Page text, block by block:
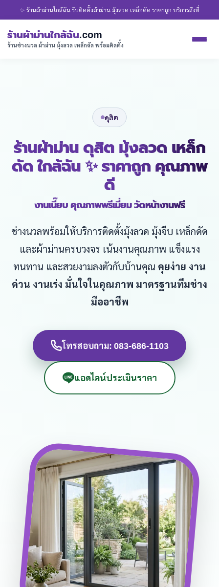
✨ ร้านผ้าม่านใกล้ฉัน รับติดตั้งผ้าม่าน มุ้งลวด เหล็กดัด ราคาถูก บริการถึงที่
ร้านผ้าม่านใกล้ฉัน.com
ร้านช่างนวล ผ้าม่าน มุ้งลวด เหล็กดัด พร้อมติดตั้ง
ดุสิต
ร้านผ้าม่าน ดุสิต มุ้งลวด เหล็ก
ดัด ใกล้ฉัน ✨ ราคาถูก คุณภาพ
ดี
งานเนี๊ยบ คุณภาพพรีเมี่ยม วัดหน้างานฟรี
ช่างนวลพร้อมให้บริการติดตั้งมุ้งลวด มุ้งจีบ เหล็กดัด
และผ้าม่านครบวงจร เน้นงานคุณภาพ แข็งแรง
ทนทาน และสวยงามลงตัวกับบ้านคุณ คุยง่าย งาน
ด่วน งานเร่ง มั่นใจในคุณภาพ มาตรฐานทีมช่าง
มืออาชีพ
โทรสอบถาม: 083-686-1103
แอดไลน์ประเมินราคา